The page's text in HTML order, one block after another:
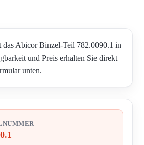
Abicor Binzel-Teil 782.0090.1 in
und Preis erhalten Sie direkt
unten.